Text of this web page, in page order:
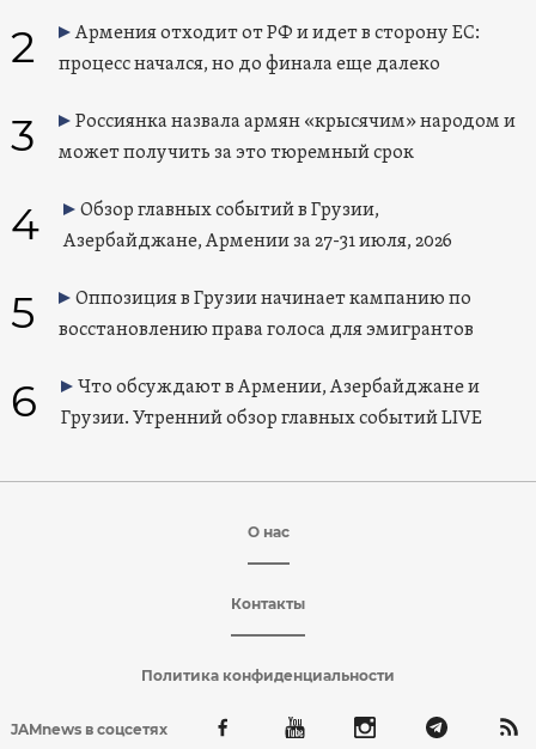
2
Армения отходит от РФ и идет в сторону ЕС:
процесс начался, но до финала еще далеко
3
Россиянка назвала армян «крысячим» народом и
может получить за это тюремный срок
4
Обзор главных событий в Грузии,
Азербайджане, Армении за 27-31 июля, 2026
5
Оппозиция в Грузии начинает кампанию по
восстановлению права голоса для эмигрантов
6
Что обсуждают в Армении, Азербайджане и
Грузии. Утренний обзор главных событий LIVE
О нас
Контакты
Политика конфиденциальности
JAMnews в соцсетях